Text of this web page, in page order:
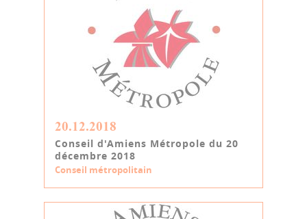
20.12.2018
Conseil d'Amiens Métropole du 20
décembre 2018
Conseil métropolitain